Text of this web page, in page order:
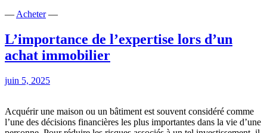
et
les
— Acheter—
L’importance de l’expertise lors d’un
achat immobilier
juin 5, 2025
Acquérir une maison ou un bâtiment est souvent considéré comme
l’une des décisions financières les plus importantes dans la vie d’une